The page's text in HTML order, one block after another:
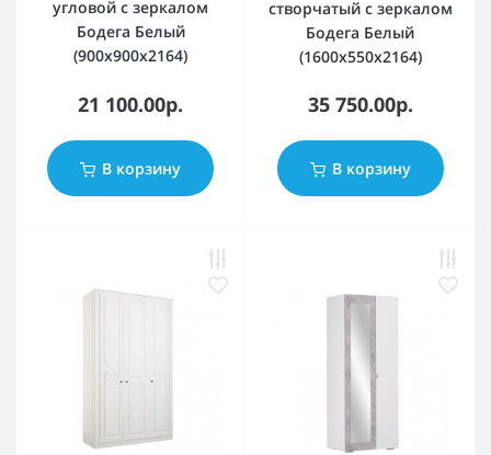
угловой с зеркалом
Бодега Белый
(900x900x2164)
21 100.00р.
В корзину
створчатый с зеркалом
Бодега Белый
(1600x550x2164)
35 750.00р.
В корзину